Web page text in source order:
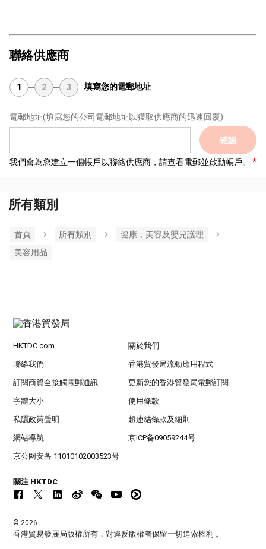
聯絡供應商
1 2 3 填寫您的電郵地址
電郵地址(填寫您的公司電郵地址以獲取供應商的迅速回覆)
確認
我們會為您建立一個帳戶以聯絡供應商，請查看電郵並啟動帳戶。
所有類別
首頁 所有類別
健康，美容及嬰兒護理
美容用品
HKTDC.com 關於我們
聯絡我們 香港貿發局流動應用程式
訂閱商貿全接觸電郵通訊 更新您的香港貿發局電郵訂閱
字體大小 使用條款
私隱政策聲明 超連結條款及細則
網站導航 京ICP备09059244号
京公网安备 11010102003523号
關注 HKTDC
© 2026
香港貿易發展局版權所有，對違反版權者保留一切追索權利 。